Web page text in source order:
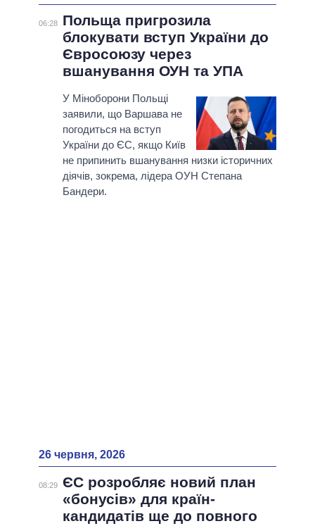
06:28
Польща пригрозила
блокувати вступ України до
Євросоюзу через
вшанування ОУН та УПА
У Міноборони Польщі
заявили, що Варшава не
погодиться на вступ
України до ЄС, якщо Київ
не припинить вшанування низки історичних
діячів, зокрема, лідера ОУН Степана
Бандери.
26 червня, 2026
08:29 ЄС розробляє новий план
«бонусів» для країн-
кандидатів ще до повного